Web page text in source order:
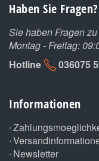
Haben Sie Fragen?
Sie haben Fragen
Montag - Freitag:
Hotline
036075
Informationen
Newsletter